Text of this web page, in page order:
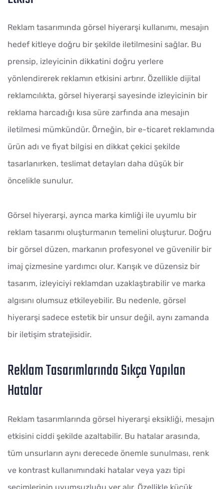
Reklam tasarımında görsel hiyerarşi kullanımı, mesajın
hedef kitleye doğru bir şekilde iletilmesini sağlar. Bu
prensip, izleyicinin dikkatini doğru yerlere
yönlendirerek reklamın etkisini artırır. Özellikle dijital
reklamcılıkta, görsel hiyerarşi sayesinde izleyicinin bir
reklama harcadığı kısa süre zarfında ana mesajın
iletilmesi mümkündür. Örneğin, bir e-ticaret reklamında
ürün adı ve fiyat bilgisi en dikkat çekici şekilde
tasarlanırken, teslimat detayları daha düşük bir
öncelikle sunulur.
Görsel hiyerarşi, ayrıca marka kimliği ile uyumlu bir
reklam tasarımı oluşturmanın temelini oluşturur. Doğru
bir görsel düzen, markanın profesyonel ve güvenilir bir
imaj çizmesine yardımcı olur. Karışık ve düzensiz bir
tasarım, izleyiciyi reklamdan uzaklaştırabilir ve marka
algısını olumsuz etkileyebilir. Bu nedenle, görsel
hiyerarşi sadece estetik bir unsur değil, aynı zamanda
bir iletişim stratejisidir.
Reklam Tasarımlarında Sıkça Yapılan
Hatalar
Reklam tasarımlarında görsel hiyerarşi eksikliği, mesajın
etkisini ciddi şekilde azaltabilir. Bu hatalar arasında,
tüm unsurların aynı derecede önemle sunulması, renk
ve kontrast kullanımındaki hatalar veya yazı tipi